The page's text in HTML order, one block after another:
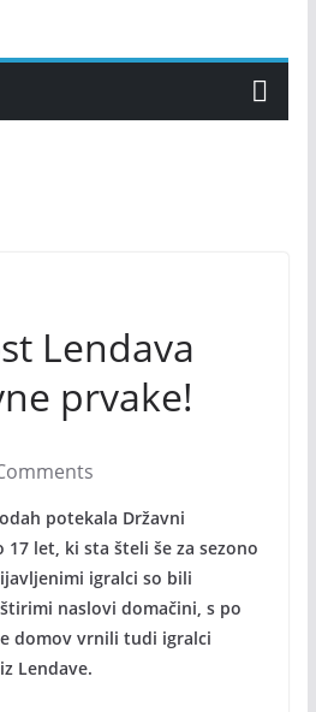
Lendava
prvake!
potekala Državni
let, ki sta šteli še za sezono
igralci so bili
naslovi domačini, s po
domov vrnili tudi igralci
Lendave.